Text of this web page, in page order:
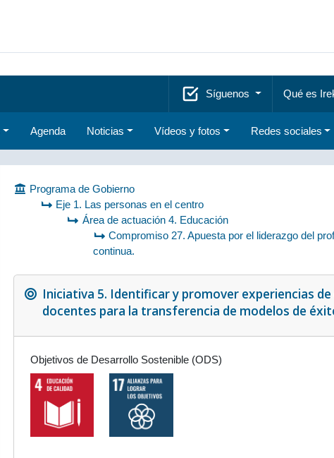
Síguenos Qué es
Agenda Noticias Vídeos y fotos Redes sociales
Programa de Gobierno
Eje 1. Las personas en el centro
Área de actuación 4. Educación
Compromiso 27. Apuesta por el liderazgo del
continua.
Iniciativa 5. Identificar y promover experiencias
docentes para la transferencia de modelos de
Objetivos de Desarrollo Sostenible (ODS)